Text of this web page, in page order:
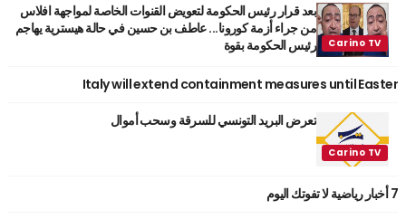
بعد قرار رئيس الحكومة لتعويض القنوات الخاصة لمواجهة افلاس
من جراء أزمة كورونا... عاطف بن حسين في حالة هيسترية يهاجم
رئيس الحكومة بقوة
Italy will extend containment measures until Easter
تعرض البريد التونسي للسرقة وسحب أموال
7 أخبار رياضية لا تفوتك اليوم